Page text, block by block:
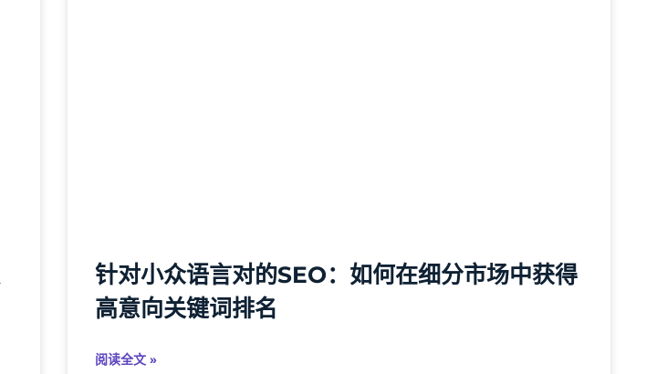
针对小众语言对的SEO：如何在细分市场中获得
高意向关键词排名
阅读全文 »